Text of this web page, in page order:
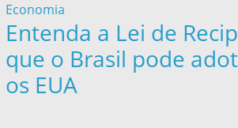
Economia
Entenda a Lei de
que o Brasil pode
os EUA